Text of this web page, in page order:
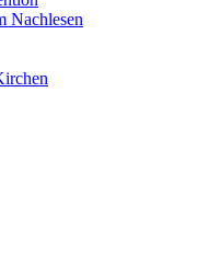
Nachlesen